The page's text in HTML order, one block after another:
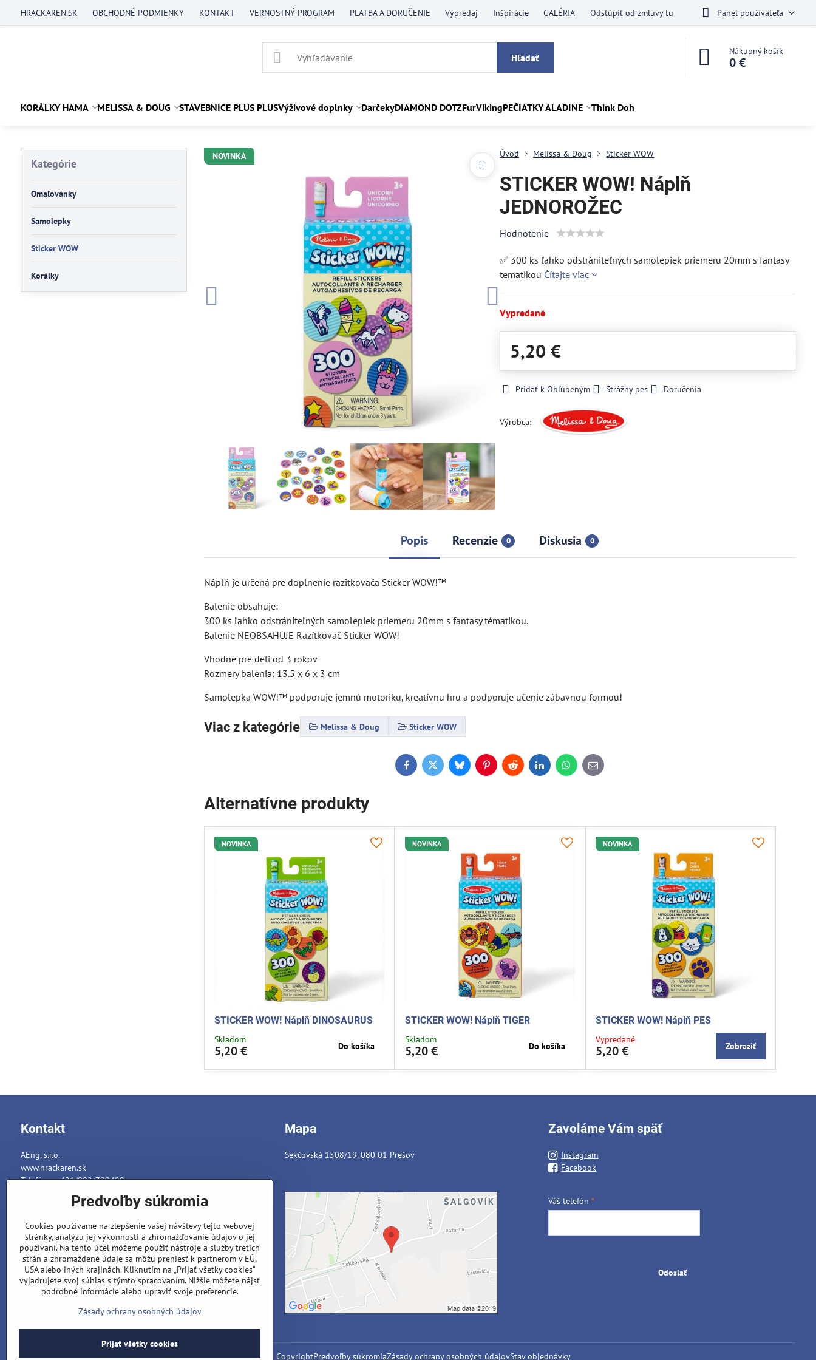
HRACKAREN.SK OBCHODNÉ PODMIENKY KONTAKT VERNOSTNÝ PROGRAM PLATBA A DORUČENIE Výpredaj Inšpirácie GALÉRIA Odstúpiť od zmluvy tu Panel používateľa
Hľadať
Nákupný košík
0 €
KORÁLKY HAMA MELISSA & DOUG STAVEBNICE PLUS PLUSVýživové doplnky DarčekyDIAMOND DOTZFurVikingPEČIATKY ALADINE Think Doh
NOVINKA Úvod Melissa & Doug Sticker WOW
STICKER WOW! Náplň
JEDNOROŽEC
Hodnotenie
✅ 300 ks ľahko odstrániteľných samolepiek priemeru 20mm s fantasy
tematikou Čítajte viac
Vypredané
5,20 €
Pridať k Obľúbeným Strážny pes Doručenia
Výrobca:
Popis Recenzie 0 Diskusia 0
Náplň je určená pre doplnenie razitkovača Sticker WOW!™
Balenie obsahuje:
300 ks ľahko odstrániteľných samolepiek priemeru 20mm s fantasy tématikou.
Balenie NEOBSAHUJE Razítkovač Sticker WOW!
Vhodné pre deti od 3 rokov
Rozmery balenia: 13.5 x 6 x 3 cm
Samolepka WOW!™ podporuje jemnú motoriku, kreatívnu hru a podporuje učenie zábavnou formou!
Viac z kategórie Melissa & Doug Sticker WOW
FacebookTwitterBlueskyPinterestRedditLinkedInWhatsApp
E-
mail
Alternatívne produkty
NOVINKA
STICKER WOW! Náplň DINOSAURUS
Skladom
5,20 € Do košíka
NOVINKA
STICKER WOW! Náplň TIGER
Skladom
5,20 € Do košíka
NOVINKA
STICKER WOW! Náplň PES
Vypredané
5,20 € Zobraziť
Kategórie
Omaľovánky
Samolepky
Sticker WOW
Korálky
Kontakt
AEng, s.r.o.
www.hrackaren.sk
Telefón: ++421/902/799488
info@hrackaren.sk
Ochrana osobných údajov
Reklamačný poriadok
Formuláre
Mapa
Sekčovská 1508/19, 080 01 Prešov
Zavoláme Vám späť
Instagram
Facebook
Váš telefón*
Odoslať
©2026 CopyrightPredvoľby súkromiaZásady ochrany osobných údajovStav objednávky
Predvoľby súkromia
Cookies používame na zlepšenie vašej návštevy tejto webovej
stránky, analýzu jej výkonnosti a zhromažďovanie údajov o jej
používaní. Na tento účel môžeme použiť nástroje a služby tretích
strán a zhromaždené údaje sa môžu preniesť k partnerom v EÚ,
USA alebo iných krajinách. Kliknutím na „Prijať všetky cookies“
vyjadrujete svoj súhlas s týmto spracovaním. Nižšie môžete nájsť
podrobné informácie alebo upraviť svoje preferencie.
Zásady ochrany osobných údajov
Prijať všetky cookies